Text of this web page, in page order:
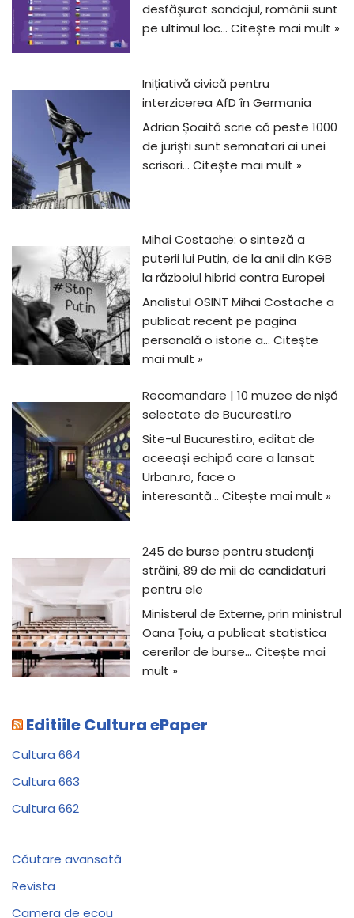
desfășurat sondajul, românii sunt
pe ultimul loc… Citește mai mult »
Inițiativă civică pentru
interzicerea AfD în Germania
Adrian Șoaită scrie că peste 1000
de juriști sunt semnatari ai unei
scrisori… Citește mai mult »
Mihai Costache: o sinteză a
puterii lui Putin, de la anii din KGB
la războiul hibrid contra Europei
Analistul OSINT Mihai Costache a
publicat recent pe pagina
personală o istorie a… Citește
mai mult »
Recomandare | 10 muzee de nișă
selectate de Bucuresti.ro
Site-ul Bucuresti.ro, editat de
aceeași echipă care a lansat
Urban.ro, face o
interesantă… Citește mai mult »
245 de burse pentru studenți
străini, 89 de mii de candidaturi
pentru ele
Ministerul de Externe, prin ministrul
Oana Țoiu, a publicat statistica
cererilor de burse… Citește mai
mult »
Editiile Cultura ePaper
Cultura 664
Cultura 663
Cultura 662
Căutare avansată
Revista
Camera de ecou